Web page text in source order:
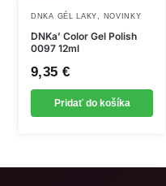
DNKA GÉL LAKY NOVINKY
DNKa’ Color Gel Polish
0097 12ml
9,35 €
Pridať do košíka